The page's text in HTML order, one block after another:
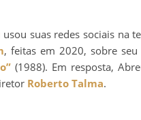
usou suas redes sociais na
, feitas em 2020, sobre
(1988). Em resposta,
Roberto Talma.